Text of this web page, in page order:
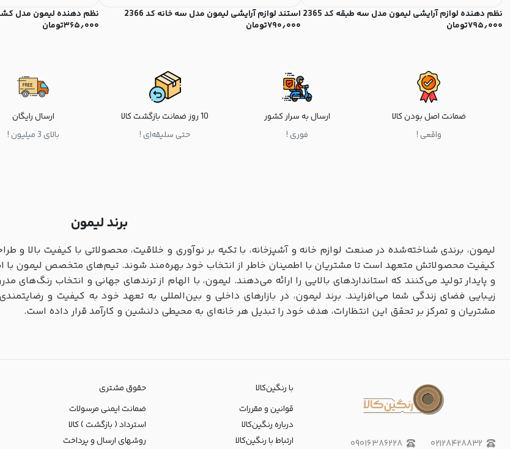
نظم دهنده لوازم آرایشی لیمون مدل سه طبقه کد 2365
۷۹۵٫۰۰۰تومان
استند لوازم آرایشی لیمون مدل سه خانه کد 2366
۷۹۰٫۰۰۰تومان
نظم دهنده لیمون مدل
۳۶۵٫۰۰۰تومان
ضمانت اصل بودن کالا
واقعی !
ارسال به سرار کشور
فوری !
10 روز ضمانت بازگشت کالا
حتی سلیقه‌ای !
ارسال رایگان
بالای 3 میلیون !
برند لیمون
لیمون، برندی شناخته‌شده در صنعت لوازم خانه و آشپزخانه، با تکیه بر نوآوری و خلاقیت، محصولاتی با کیفیت بالا
کیفیت محصولاتش متعهد است تا مشتریان با اطمینان خاطر از انتخاب خود بهره‌مند شوند. تیم‌های متخصص لیمون با
و پایدار تولید می‌کنند که استانداردهای بالایی را ارائه می‌دهند. لیمون، با الهام از ترندهای جهانی و انتخاب رنگ‌های
زیبایی فضای زندگی شما می‌افزایند. برند لیمون، در بازارهای داخلی و بین‌المللی به تعهد خود به کیفیت و
مشتریان و تمرکز بر تحقق این انتظارات، هدف خود را تبدیل هر خانه‌ای به محیطی دلنشین و کارآمد قرار داده است.
۰۲۱۲۸۴۲۸۸۳۲ ۰۹۰۱۶۳۸۶۲۲۸
با رنگین‌کالا
قوانین و مقررات
درباره رنگین‌کالا
ارتباط با رنگین‌کالا
حقوق مشتری
ضمانت ایمنی مرسولات
استرداد ( بازگشت ) کالا
روشهای ارسال و پرداخت